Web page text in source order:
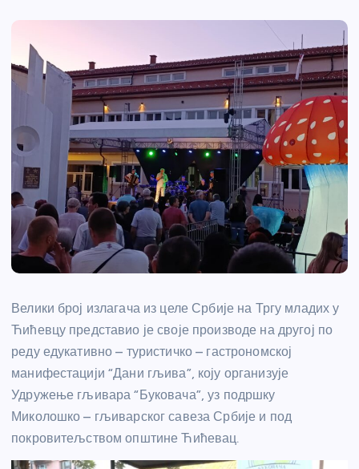
Велики број излагача из целе Србије на Тргу младих у
Ћићевцу представио је своје производе на другој по
реду едукативно – туристичко – гастрономској
манифестацији “Дани гљива”, коју организује
Удружење гљивара “Буковача”, уз подршку
Миколошко – гљиварског савеза Србије и под
покровитељством општине Ћићевац.